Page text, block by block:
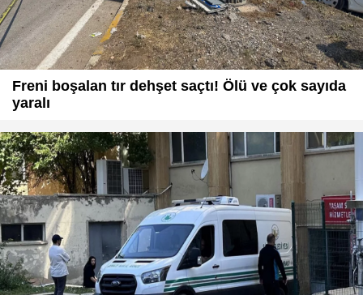
Freni boşalan tır dehşet saçtı! Ölü ve çok sayıda
yaralı